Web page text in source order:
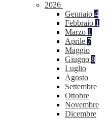
2026
Gennaio 4
Febbraio 1
Marzo 1
Aprile 7
Maggio
Giugno 8
Luglio
Agosto
Settembre
Ottobre
Novembre
Dicembre